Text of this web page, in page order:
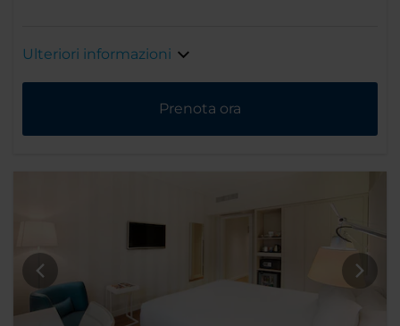
Ulteriori informazioni
Prenota ora